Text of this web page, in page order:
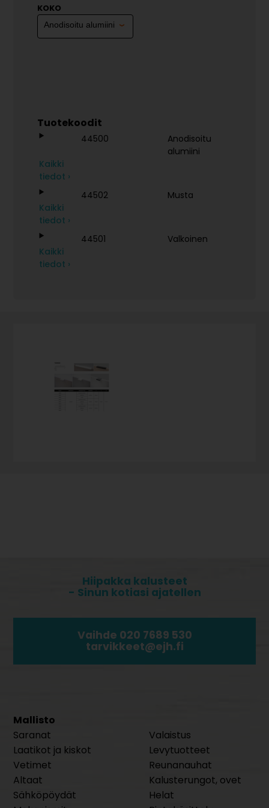
KOKO
Tuotekoodit
44500
Anodisoitu
alumiini
Kaikki
tiedot ›
44502
Musta
Kaikki
tiedot ›
44501
Valkoinen
Kaikki
tiedot ›
Hiipakka kalusteet
- Sinun kotiasi ajatellen
Vaihde 020 7689 530
tarvikkeet@ejh.fi
Mallisto
Saranat
Laatikot ja kiskot
Vetimet
Altaat
Sähköpöydät
Valaistus
Levytuotteet
Reunanauhat
Kalusterungot, ovet
Helat